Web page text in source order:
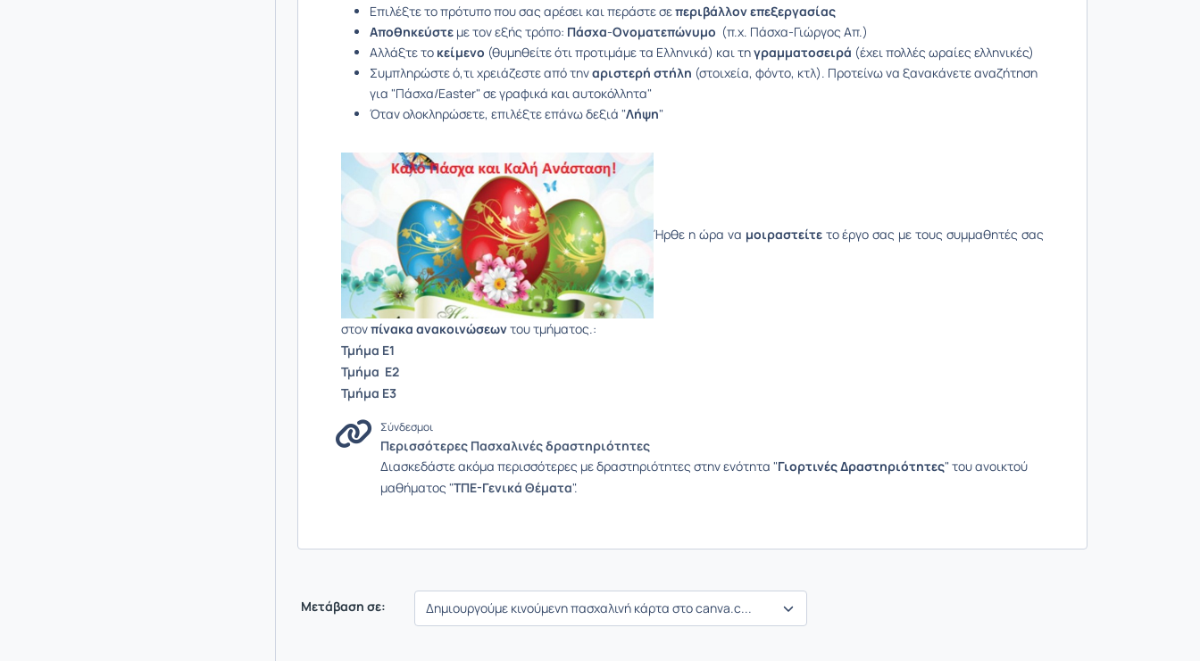
Επιλέξτε το πρότυπο που σας αρέσει και περάστε σεπεριβάλλον επεξεργασίας
Αποθηκεύστε με τον εξής τρόπο: Πάσχα-Ονοματεπώνυμο (π.χ. Πάσχα-Γιώργος Απ.)
Αλλάξτε το κείμενο (θυμηθείτε ότι προτιμάμε τα Ελληνικά) και τηγραμματοσειρά (έχει πολλές ωραίες ελληνικές)
Συμπληρώστε ό,τι χρειάζεστε από τηναριστερή στήλη (στοιχεία, φόντο, κτλ). Προτείνω να ξανακάνετε αναζήτηση
για "Πάσχα/Easter" σε γραφικά και αυτοκόλλητα"
Όταν ολοκληρώσετε, επιλέξτε επάνω δεξιά "Λήψη"
Ήρθε η ώρα να μοιραστείτετο έργο σας με τους συμμαθητές σας
στονπίνακα ανακοινώσεωντου τμήματος.:
Τμήμα Ε1
Τμήμα Ε2
Τμήμα Ε3
Σύνδεσμοι
Περισσότερες Πασχαλινές δραστηριότητες
Διασκεδάστε ακόμα περισσότερες με δραστηριότητες στην ενότητα "Γιορτινές Δραστηριότητες" του ανοικτού
μαθήματος "ΤΠΕ-Γενικά Θέματα".
Μετάβαση σε: